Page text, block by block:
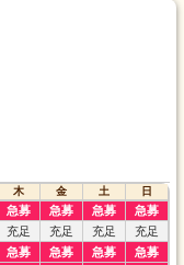
木 金 土
日
急募 急募 急募 急募
充足 充足 充足 充足
急募 急募 急募 急募